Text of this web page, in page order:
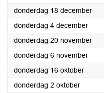
donderdag 18 december2025
donderdag 4 december2025
donderdag 20 november2025
donderdag 6 november2025
donderdag 16 oktober2025
donderdag 2 oktober2025